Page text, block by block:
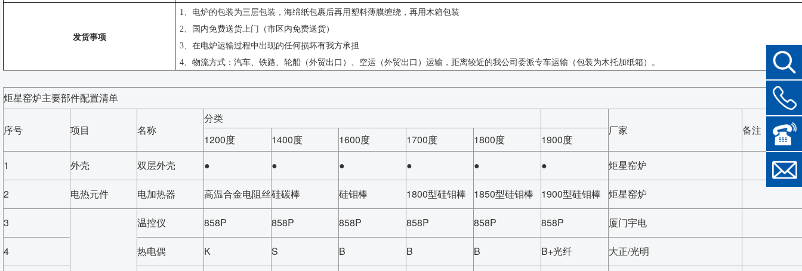
发货事项
1、电炉的包装为三层包装，海绵纸包裹后再用塑料薄膜缠绕，再用木箱包装
2、国内免费送货上门（市区内免费送货）
3、在电炉运输过程中出现的任何损坏有我方承担
4、物流方式：汽车、铁路、轮船（外贸出口）、空运（外贸出口）运输，距离较近的我公司委派专车运输（包装为木托加纸箱）。
炬星窑炉主要部件配置清单
序号 项目 名称
分类
厂家
备注
1200度 1400度 1600度 1700度 1800度
1900度
1
外壳 双层外壳 ● ● ● ● ● ● 炬星窑炉
2 电热元件 电加热器 高温合金电阻丝硅碳棒 硅钼棒 1800型硅钼棒 1850型硅钼棒 1900型硅钼棒 炬星窑炉
3 温控仪 858P 858P 858P 858P 858P 858P 厦门宇电
4 热电偶 K S B B B B+光纤 大正/光明